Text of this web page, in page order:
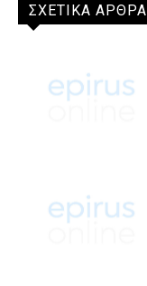
ΣΧΕΤΙΚΑ ΑΡΘΡΑ